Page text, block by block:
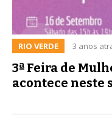
RIO VERDE 3 anos
3ª Feira de
acontece neste